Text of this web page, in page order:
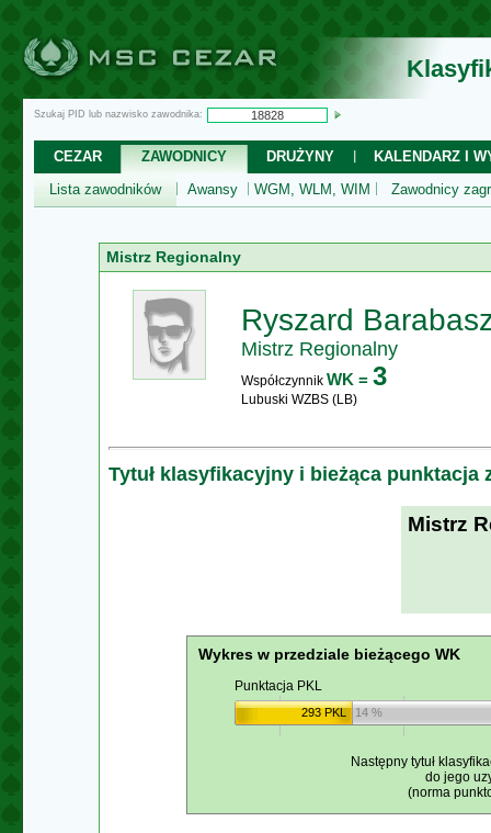
Szukaj PID lub nazwisko zawodnika:
CEZAR ZAWODNICY DRUŻYNY
KALENDARZ I
Lista zawodników
Awansy WGM, WLM, WIM Zawodnicy
Mistrz Regionalny
Ryszard
Mistrz Regionalny
Współczynnik WK = 3
Lubuski WZBS (LB)
Tytuł klasyfikacyjny i bieżąca punktacja
Mistrz
Wykres w przedziale bieżącego WK
Punktacja PKL
293 PKL 14 %
Następny tytuł
do jego
(norma